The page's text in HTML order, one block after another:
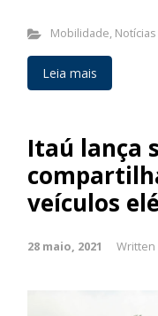
Mobilidade, Notícias
Leia mais
Itaú lança
veículos
28 maio, 2021 Written